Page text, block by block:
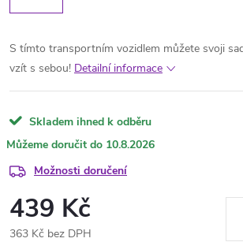
S tímto transportním vozidlem můžete svoji
vzít s sebou! Detailní informace
Skladem ihned k odběru
10.8.2026
Možnosti doručení
439 Kč
363 Kč bez DPH